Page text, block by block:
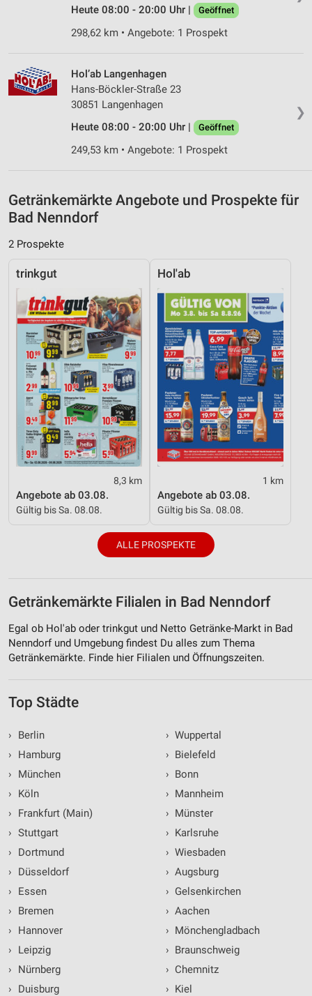
Heute 08:00 - 20:00 Uhr | Geöffnet
298,62 km • Angebote: 1 Prospekt
❯
Hol’ab Langenhagen
Hans-Böckler-Straße 23
30851 Langenhagen
Heute 08:00 - 20:00 Uhr |
Geöffnet
249,53 km • Angebote: 1 Prospekt
Getränkemärkte Angebote und Prospekte für
Bad Nenndorf
2 Prospekte
trinkgut
8,3 km
Angebote ab 03.08.
Gültig bis Sa. 08.08.
Hol'ab
1 km
Angebote ab 03.08.
Gültig bis Sa. 08.08.
ALLE PROSPEKTE
Getränkemärkte Filialen in Bad Nenndorf
Egal ob Hol'ab oder trinkgut und Netto Getränke-Markt in Bad
Nenndorf und Umgebung findest Du alles zum Thema
Getränkemärkte. Finde hier Filialen und Öffnungszeiten.
Top Städte
›
Berlin
›
Hamburg
›
München
›
Köln
›
Frankfurt (Main)
› Stuttgart
›
Dortmund
›
Düsseldorf
›
Essen
›
Bremen
›
Hannover
›
Leipzig
›
Nürnberg
›
Duisburg
› Wuppertal
› Bielefeld
› Bonn
› Mannheim
› Münster
› Karlsruhe
› Wiesbaden
› Augsburg
› Gelsenkirchen
› Aachen
› Mönchengladbach
› Braunschweig
› Chemnitz
› Kiel
IAB-Besonderheiten:
Geräte anhand von aktiv angeforderten
Informationen identifizieren
Nicht-IAB-Verarbeitungszwecke:
Werbung